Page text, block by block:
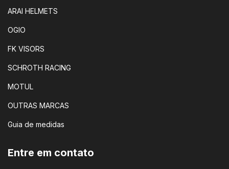
ARAI HELMETS
OGIO
FK VISORS
SCHROTH RACING
MOTUL
OUTRAS MARCAS
Guia de medidas
Entre em contato